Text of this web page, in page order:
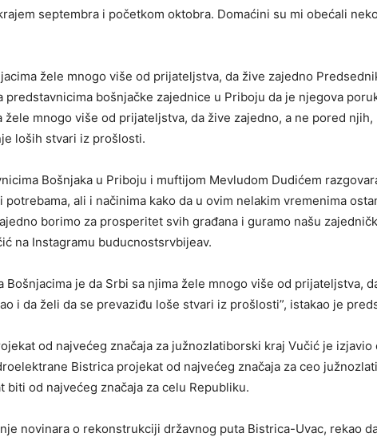
septembra i početkom oktobra. Domaćini su mi obećali
žele mnogo više od prijateljstva, da žive zajedno
predstavnicima bošnjačke zajednice u Priboju da je njegova
žele mnogo više od prijateljstva, da žive zajedno, a ne pored njih,
loših stvari iz prošlosti.
Bošnjaka u Priboju i muftijom Mevludom Dudićem
potrebama, ali i načinima kako da u ovim nelakim vremenima
borimo za prosperitet svih građana i guramo našu
na Instagramu buducnostsrvbijeav.
Bošnjacima je da Srbi sa njima žele mnogo više od prijateljstva,
i da želi da se prevaziđu loše stvari iz prošlosti”, istakao je
od najvećeg značaja za južnozlatiborski kraj Vučić je izjavio
Bistrica projekat od najvećeg značaja za ceo
biti od najvećeg značaja za celu Republiku.
novinara o rekonstrukciji državnog puta Bistrica-Uvac, rekao